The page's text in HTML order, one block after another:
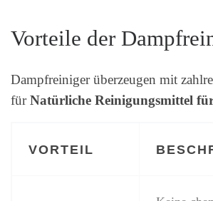
Vorteile der
Dampfreiniger überzeugen mit
fürNatürliche Reinigungsmittel
VORTEIL